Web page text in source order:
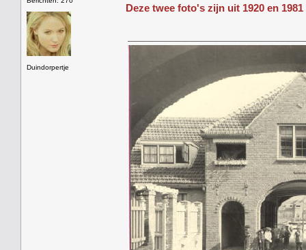
Duindorpertje
Deze twee foto's zijn uit 1920 en